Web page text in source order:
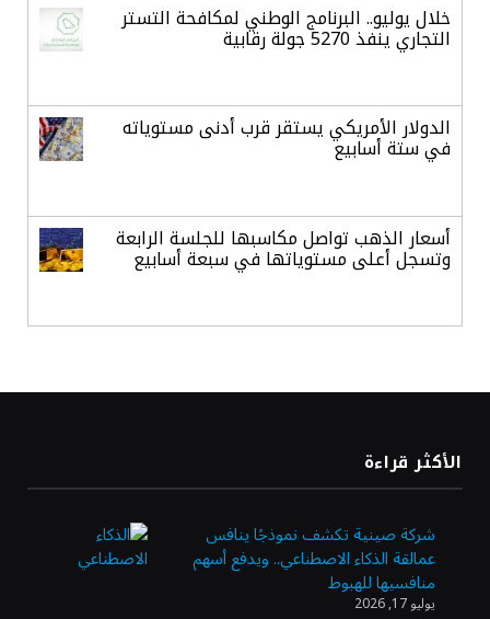
خلال يوليو.. البرنامج الوطني لمكافحة التستر
التجاري ينفذ 5270 جولة رقابية
الدولار الأمريكي يستقر قرب أدنى مستوياته
في ستة أسابيع
أسعار الذهب تواصل مكاسبها للجلسة الرابعة
وتسجل أعلى مستوياتها في سبعة أسابيع
«طيران الرياض» يدشن أولى رحلاته إلى مومباي
ويضيف الوجهة التشغيلية الثامنة
وزير الاستثمار: الموافقة على رخصة مزاولة
الأنشطة المالية عابرة الحدود تطوير للبيئة
الاستثمارية
الأكثر قراءة
شركة صينية تكشف نموذجًا ينافس
عمالقة الذكاء الاصطناعي.. ويدفع أسهم
منافسيها للهبوط
يوليو 17, 2026